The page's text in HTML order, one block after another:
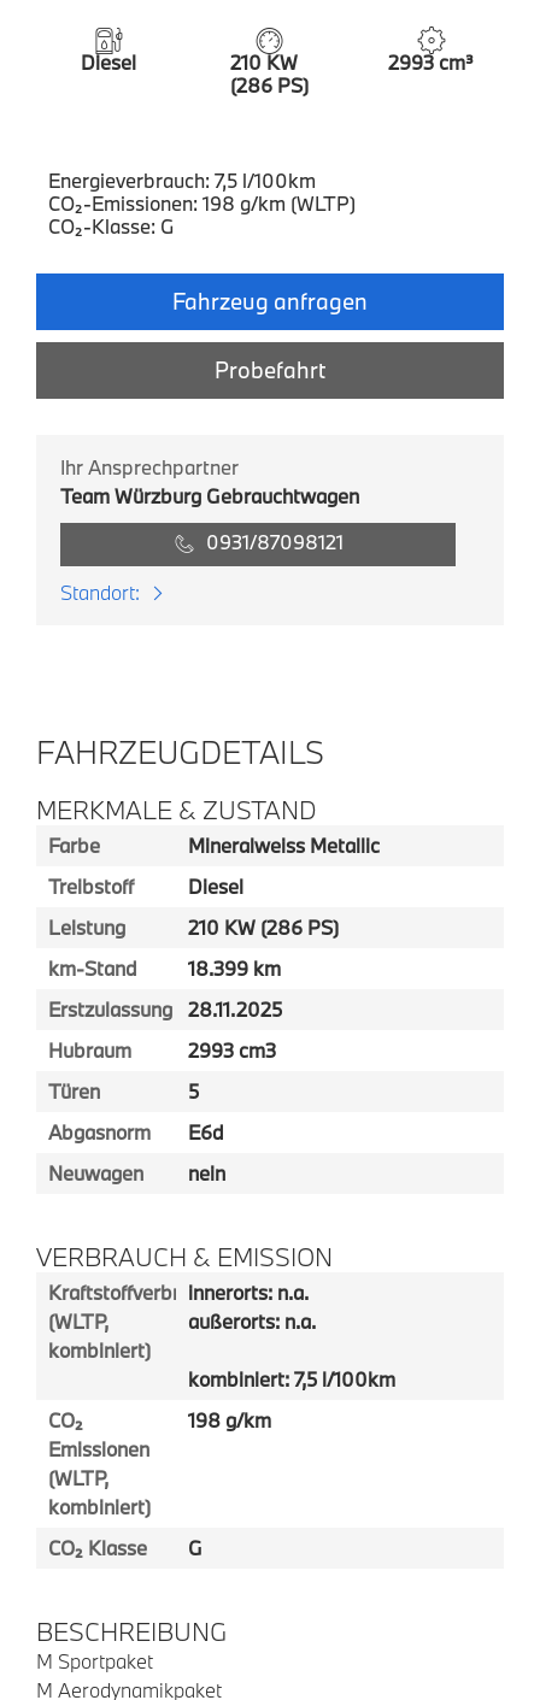
Diesel
210 KW
(286 PS)
2993 cm³
Energieverbrauch: 7,5 l/100km
CO₂-Emissionen: 198 g/km (WLTP)
CO₂-Klasse: G
Fahrzeug anfragen
Probefahrt
Ihr Ansprechpartner
Team Würzburg Gebrauchtwagen
0931/87098121
Standort:
FAHRZEUGDETAILS
MERKMALE & ZUSTAND
Farbe
Mineralweiss Metallic
Treibstoff
Diesel
Leistung
210 KW (286 PS)
km-Stand
18.399 km
Erstzulassung
28.11.2025
Hubraum
2993 cm3
Türen
5
Abgasnorm
E6d
Neuwagen
nein
VERBRAUCH & EMISSION
Kraftstoffverbrauch
(WLTP,
kombiniert)
innerorts: n.a.
außerorts: n.a.
kombiniert: 7,5 l/100km
CO₂
Emissionen
(WLTP,
kombiniert)
198 g/km
CO₂ Klasse G
BESCHREIBUNG
M Sportpaket
M Aerodynamikpaket